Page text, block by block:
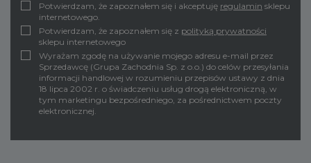
Potwierdzam, że zapoznałem się i akceptuję regulamin sklepu
internetowego.
Potwierdzam, że zapoznałem się z polityką prywatności
sklepu internetowego
Wyrażam zgodę na używanie mojego adresu e-mail przez
Sprzedawcę (Grupa Zachodnia Sp. z o.o.) do celów przesyłania
informacji handlowej w rozumieniu przepisów ustawy z dnia
18 lipca 2002 r. o świadczeniu usług drogą elektroniczną, w
tym marketingu bezpośredniego, za pośrednictwem poczty
elektronicznej.